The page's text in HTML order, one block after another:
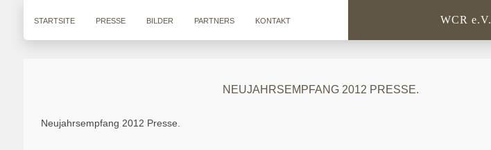
STARTSITE PRESSE BILDER PARTNERS KONTAKT WCR e.V.
NEUJAHRSEMPFANG 2012 PRESSE.
Neujahrsempfang 2012 Presse.